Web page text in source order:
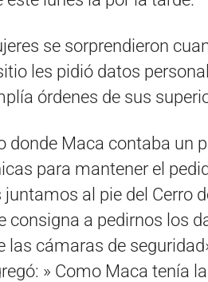
se sorprendieron
les pidió datos
órdenes de sus
donde Maca contaba un
para mantener el
al pie del Cerro
consigna a pedirnos los
las cámaras de
» Como Maca tenía la